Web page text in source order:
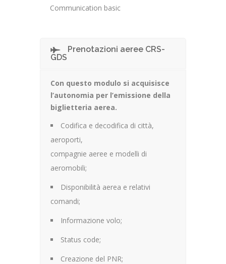
Communication basic
Prenotazioni aeree CRS-
GDS
Con questo modulo si acquisisce
l’autonomia per l’emissione della
biglietteria aerea.
Codifica e decodifica di città,
aeroporti,
compagnie aeree e modelli di
aeromobili;
Disponibilità aerea e relativi
comandi;
Informazione volo;
Status code;
Creazione del PNR;